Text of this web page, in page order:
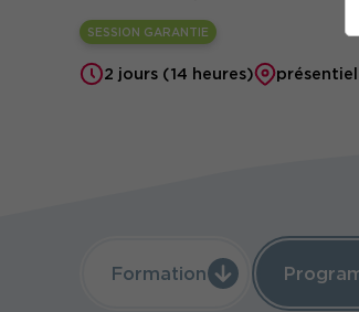
SESSION GARANTIE
2 jours (14 heures)
Formation